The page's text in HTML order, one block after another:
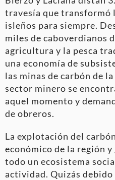
travesía que transformó
isleños para siempre.
miles de caboverdianos
agricultura y la pesca
una economía de
las minas de carbón de
sector minero se
aquel momento y
de obreros.
La explotación del
económico de la región
todo un ecosistema
actividad. Quizás debido